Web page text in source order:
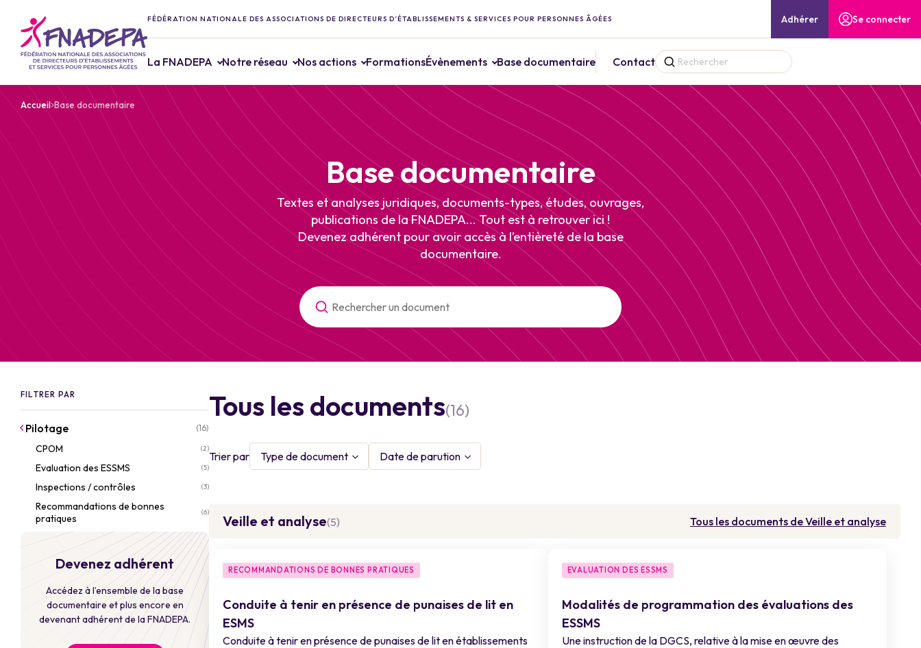
FÉDÉRATION NATIONALE DES ASSOCIATIONS DE DIRECTEURS D’ÉTABLISSEMENTS & SERVICES POUR PERSONNES ÂGÉES
La FNADEPA Notre réseau Nos actions FormationsÉvènements Base documentaire Contact
Adhérer Se connecter
Accueil Base documentaire
Base documentaire
Textes et analyses juridiques, documents-types, études, ouvrages,
publications de la FNADEPA... Tout est à retrouver ici !
Devenez adhérent pour avoir accès à l’entièreté de la base
documentaire.
Tous les documents(16)
Trier par Type de document Date de parution
Veille et analyse(5) Tous les documents de Veille et analyse
RECOMMANDATIONS DE BONNES PRATIQUES
Conduite à tenir en présence de punaises de lit en
ESMS
Conduite à tenir en présence de punaises de lit en établissements
EVALUATION DES ESSMS
Modalités de programmation des évaluations des
ESSMS
Une instruction de la DGCS, relative à la mise en œuvre des
FILTRER PAR
Pilotage (16)
CPOM (2)
Evaluation des ESSMS (5)
Inspections / contrôles (3)
Recommandations de bonnes
pratiques
(6)
Devenez adhérent
Accédez à l’ensemble de la base
documentaire et plus encore en
devenant adhérent de la FNADEPA.